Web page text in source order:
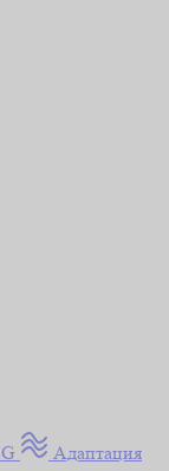
Адаптация